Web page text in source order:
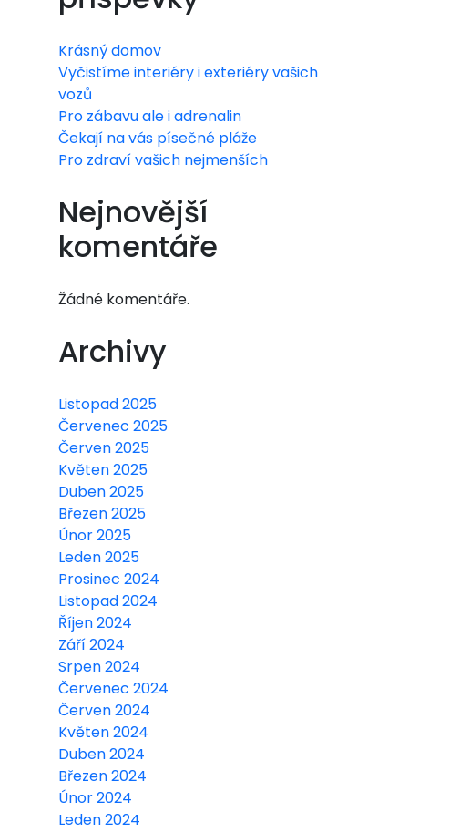
Krásný domov
Vyčistíme interiéry i exteriéry vašich
vozů
Pro zábavu ale i adrenalin
Čekají na vás písečné pláže
Pro zdraví vašich nejmenších
Nejnovější
komentáře
Žádné komentáře.
Archivy
Listopad 2025
Červenec 2025
Červen 2025
Květen 2025
Duben 2025
Březen 2025
Únor 2025
Leden 2025
Prosinec 2024
Listopad 2024
Říjen 2024
Září 2024
Srpen 2024
Červenec 2024
Červen 2024
Květen 2024
Duben 2024
Březen 2024
Únor 2024
Leden 2024